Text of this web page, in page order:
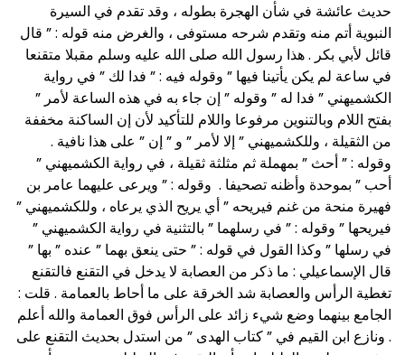
حديث عائشة في شأن الهجرة بطوله ، وقد تقدم في السيرة
النبوية أتم منه وتقدم شرحه مستوفى ، والغرض منه قوله : ” قال
قائل لأبي بكر . هذا رسول الله صلى الله عليه وسلم مقبلا متقنعا
في ساعة لم يكن يأتينا فيها ” وقوله فيه : ” فدا لك ” في رواية
الكشميهني ” فدا له ” وقوله ” إن جاء به في هذه الساعة لأمر ”
بفتح اللام وبالتنوين مرفوعا واللام للتأكيد لأن إن الساكنة مخففة
من الثقيلة ، وللكشميهني ” إلا لأمر ” و ” إن ” على هذا نافية .
وقوله : ” أحث ” بمهملة ثم مثلثة ثقيلة ، في رواية الكشميهني ”
أحب ” بموحدة وأظنه تصحيفا . وقوله : ” ويرعى عليهما عامر بن
فهيرة منحة من غنم فيريحه ” أي يريح الذي يرعاه ، وللكشميهني ”
فيريحها ” وقوله : ” في رسلهما ” بالتثنية في رواية الكشميهني ”
في رسلها ” وكذا القول في قوله : ” حتى ينعق بهما ” عنده ” بها ”
قال الإسماعيلي : ما ذكر من العصابة لا يدخل في التقنع فالتقنع
تغطية الرأس والعصابة شد الخرقة على ما أحاط بالعمامة . قلت :
الجامع بينهما وضع شيء زائد على الرأس فوق العمامة والله أعلم
. ونازع ابن القيم في ” كتاب الهدى ” من استدل بحديث التقنع على